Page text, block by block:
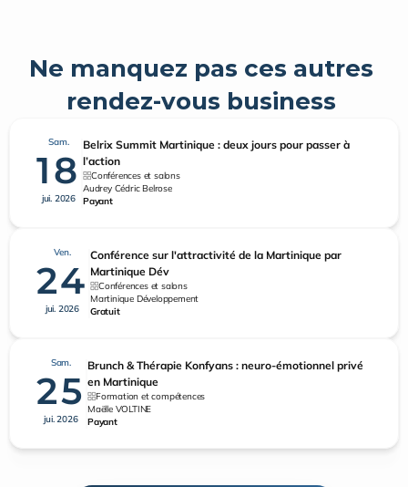
Ne manquez pas ces autres
rendez-vous business
Sam.
18
jui. 2026
Belrix Summit Martinique : deux jours pour passer à
l’action
Conférences et salons
Audrey Cédric Belrose
Payant
Ven.
24
jui. 2026
Conférence sur l'attractivité de la Martinique par
Martinique Dév
Conférences et salons
Martinique Développement
Gratuit
Sam.
25
jui. 2026
Brunch & Thérapie Konfyans : neuro-émotionnel privé
en Martinique
Formation et compétences
Maëlle VOLTINE
Payant